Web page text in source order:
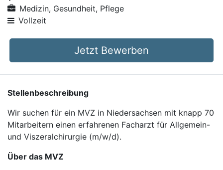
Medizin, Gesundheit, Pflege
Vollzeit
Jetzt Bewerben
Stellenbeschreibung
Wir suchen für ein MVZ in Niedersachsen mit knapp 70
Mitarbeitern einen erfahrenen Facharzt für Allgemein-
und Viszeralchirurgie (m/w/d).
Über das MVZ